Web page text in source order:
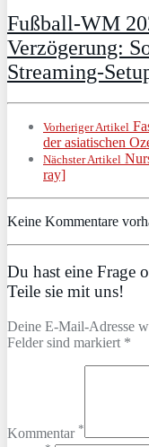
Fußball-WM
Verzögerung:
Streaming-
Vorheriger Artikel
der asiatischen
Nächster Artikel
ray]
Keine Kommentare
Du hast eine Frage
Teile sie mit uns!
Deine E-Mail-Adresse
Felder sind markiert *
Kommentar *